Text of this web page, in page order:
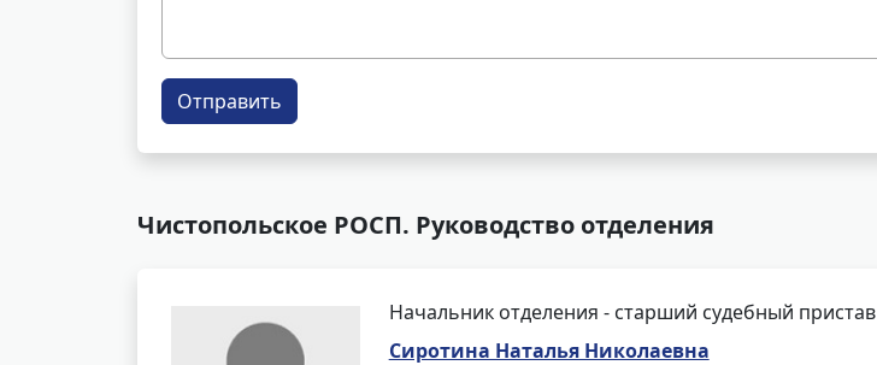
Отправить
Чистопольское РОСП. Руководство отделения
Начальник отделения - старший судебный пристав
Сиротина Наталья Николаевна